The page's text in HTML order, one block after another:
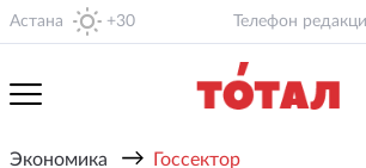
Астана +30 Телефон
Экономика → Госсектор